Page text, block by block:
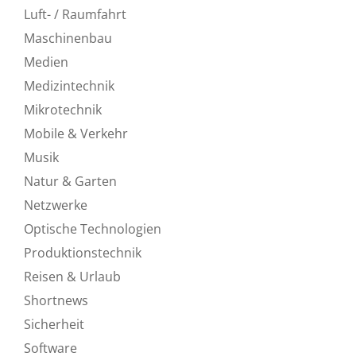
Luft- / Raumfahrt
Maschinenbau
Medien
Medizintechnik
Mikrotechnik
Mobile & Verkehr
Musik
Natur & Garten
Netzwerke
Optische Technologien
Produktionstechnik
Reisen & Urlaub
Shortnews
Sicherheit
Software